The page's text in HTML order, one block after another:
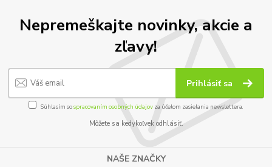
Nepremeškajte novinky, akcie a
zľavy!
Prihlásiť sa
Súhlasím sospracovaním osobných údajov za účelom zasielania newslettera.
Môžete sa kedykoľvek odhlásiť.
NAŠE ZNAČKY